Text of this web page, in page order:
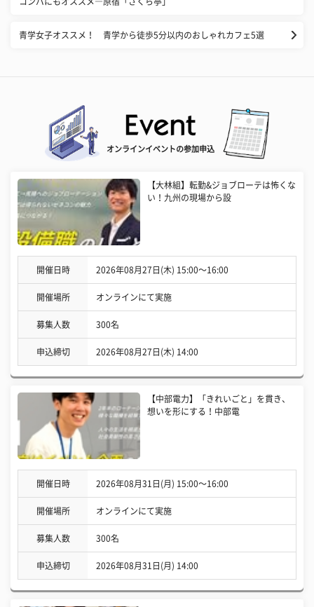
青学女子オススメ！ 青学から徒歩5分以内のおしゃれカフェ5選
オンラインイベントの参加申込
【大林組】転勤&ジョブローテは怖くな
い！九州の現場から設
開催日時 2026年08月27日(木) 15:00〜16:00
開催場所 オンラインにて実施
募集人数 300名
申込締切 2026年08月27日(木) 14:00
【中部電力】「きれいごと」を貫き、
想いを形にする！中部電
開催日時 2026年08月31日(月) 15:00〜16:00
開催場所 オンラインにて実施
募集人数 300名
申込締切 2026年08月31日(月) 14:00